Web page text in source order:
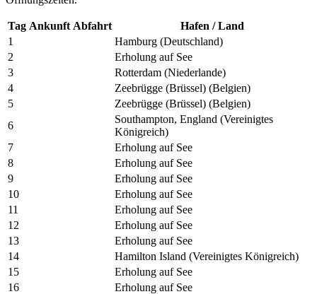
Tag Ankunft Abfahrt
Hafen / Land
1
Hamburg (Deutschland)
2
Erholung auf See
3
Rotterdam (Niederlande)
4
Zeebrügge (Brüssel) (Belgien)
5
Zeebrügge (Brüssel) (Belgien)
6
Southampton, England (Vereinigtes
Königreich)
7
Erholung auf See
8
Erholung auf See
9
Erholung auf See
10
Erholung auf See
11
Erholung auf See
12
Erholung auf See
13
Erholung auf See
14
Hamilton Island (Vereinigtes Königreich)
15
Erholung auf See
16
Erholung auf See